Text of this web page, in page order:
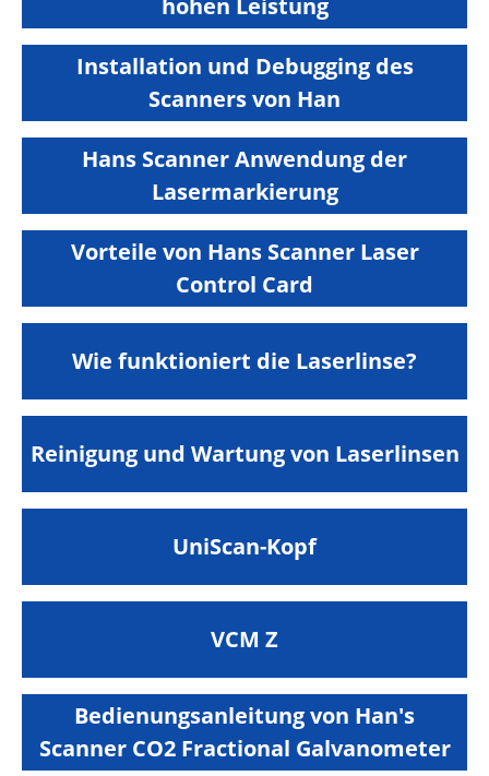
hohen Leistung
Installation und Debugging des
Scanners von Han
Hans Scanner Anwendung der
Lasermarkierung
Vorteile von Hans Scanner Laser
Control Card
Wie funktioniert die Laserlinse?
Reinigung und Wartung von Laserlinsen
UniScan-Kopf
VCM Z
Bedienungsanleitung von Han's
Scanner CO2 Fractional Galvanometer